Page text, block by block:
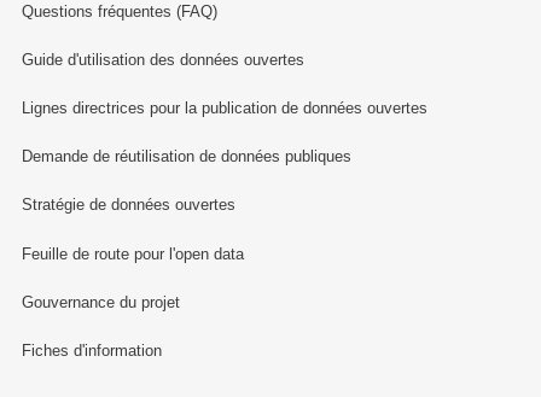
Questions fréquentes (FAQ)
Guide d'utilisation des données ouvertes
Lignes directrices pour la publication de données ouvertes
Demande de réutilisation de données publiques
Stratégie de données ouvertes
Feuille de route pour l'open data
Gouvernance du projet
Fiches d'information